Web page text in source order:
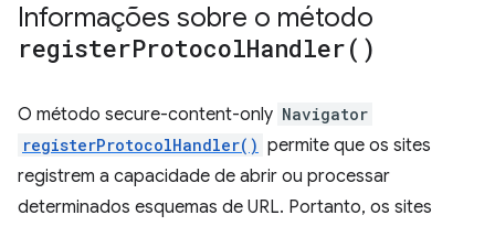
Informações sobre o método
registerProtocolHandler( )
O método secure-content-only Navigator
registerProtocolHandler() permite que os sites
registrem a capacidade de abrir ou processar
determinados esquemas de URL. Portanto, os sites